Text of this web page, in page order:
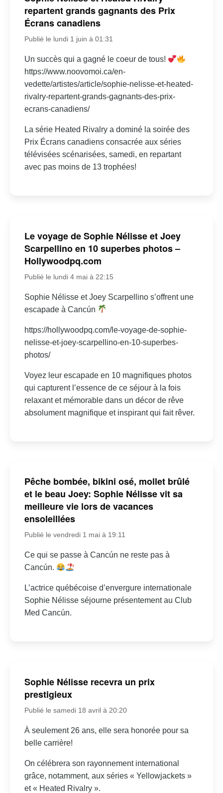
repartent grands gagnants des Prix
Écrans canadiens
Publié le lundi 1 juin à 01:31
Un succès qui a gagné le coeur de tous!
https://www.noovomoi.ca/en-
vedette/artistes/article/sophie-nelisse-et-heated-
rivalry-repartent-grands-gagnants-des-prix-
ecrans-canadiens/
La série Heated Rivalry a dominé la soirée des
Prix Écrans canadiens consacrée aux séries
télévisées scénarisées, samedi, en repartant
avec pas moins de 13 trophées!
Le voyage de Sophie Nélisse et Joey
Scarpellino en 10 superbes photos –
Hollywoodpq.com
Publié le lundi 4 mai à 22:15
Sophie Nélisse et Joey Scarpellino s’offrent une
escapade à Cancún
https://hollywoodpq.com/le-voyage-de-sophie-
nelisse-et-joey-scarpellino-en-10-superbes-
photos/
Voyez leur escapade en 10 magnifiques photos
qui capturent l’essence de ce séjour à la fois
relaxant et mémorable dans un décor de rêve
absolument magnifique et inspirant qui fait rêver.
Pêche bombée, bikini osé, mollet brûlé
et le beau Joey: Sophie Nélisse vit sa
meilleure vie lors de vacances
ensoleillées
Publié le vendredi 1 mai à 19:11
Ce qui se passe à Cancún ne reste pas à
Cancún.
L’actrice québécoise d’envergure internationale
Sophie Nélisse séjourne présentement au Club
Med Cancún.
Sophie Nélisse recevra un prix
prestigieux
Publié le samedi 18 avril à 20:20
À seulement 26 ans, elle sera honorée pour sa
belle carrière!
On célébrera son rayonnement international
grâce, notamment, aux séries « Yellowjackets »
et « Heated Rivalry ».